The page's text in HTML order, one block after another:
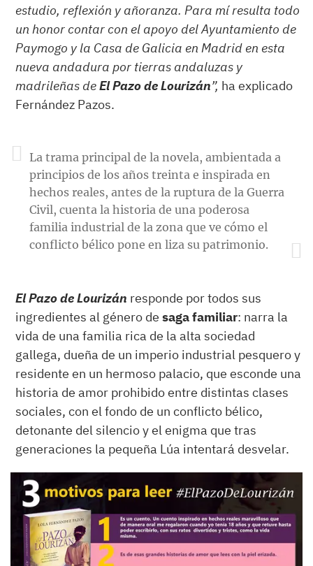
estudio, reflexión y añoranza. Para mí resulta todo
un honor contar con el apoyo del Ayuntamiento de
Paymogo y la Casa de Galicia en Madrid en esta
nueva andadura por tierras andaluzas y
madrileñas deEl Pazo de Lourizán”, ha explicado
Fernández Pazos.
La trama principal de la novela, ambientada a
principios de los años treinta e inspirada en
hechos reales, antes de la ruptura de la Guerra
Civil, cuenta la historia de una poderosa
familia industrial de la zona que ve cómo el
conflicto bélico pone en liza su patrimonio.
El Pazo de Lourizán responde por todos sus
ingredientes al género de saga familiar: narra la
vida de una familia rica de la alta sociedad
gallega, dueña de un imperio industrial pesquero y
residente en un hermoso palacio, que esconde una
historia de amor prohibido entre distintas clases
sociales, con el fondo de un conflicto bélico,
detonante del silencio y el enigma que tras
generaciones la pequeña Lúa intentará desvelar.